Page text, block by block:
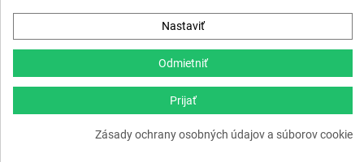
webdesign,ppc›netsuccess.sk
Nastaviť
Odmietniť
Prijať
Zásady ochrany osobných údajov a súborov cookie